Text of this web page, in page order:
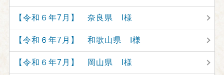
【令和６年7月】 奈良県 I様
【令和６年7月】 和歌山県 I様
【令和６年7月】 岡山県 I様